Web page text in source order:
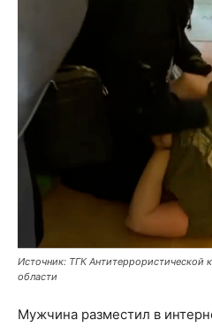
Источник: ТГК Антитеррористической
области
Мужчина разместил в